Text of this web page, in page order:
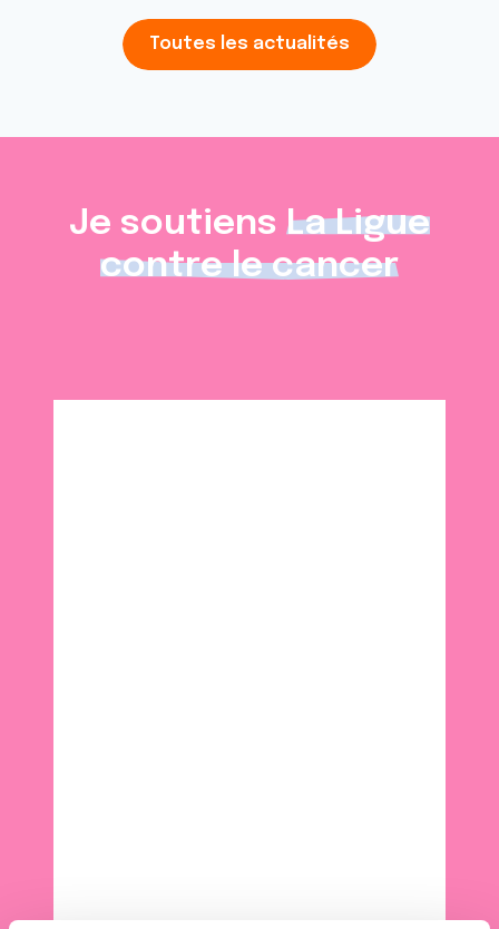
Toutes les actualités
Je soutiens La Ligue
contre le cancer